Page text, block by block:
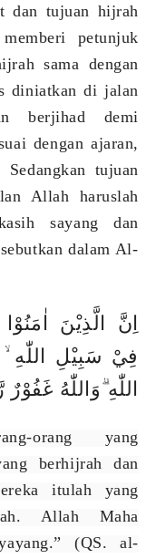
dan tujuan hijrah
petunjuk
sama dengan
diniatkan di jalan
berjihad demi
dengan ajaran,
tujuan
Allah haruslah
sayang dan
dalam Al-
اِنَّ الَّذِيْنَ
فِيْ سَبِيْلِ اللّٰهِ
اللّٰهِوَاللّٰهُ غَفُوْرٌ
orang yang
berhijrah dan
itulah yang
Allah Maha
(QS. al-